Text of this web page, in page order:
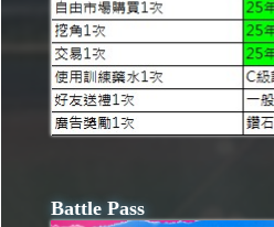
Battle Pass